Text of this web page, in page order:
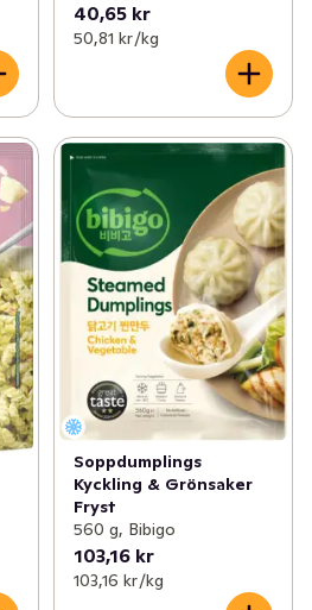
40,65 kr
50,81 kr /kg
Soppdumplings
Kyckling & Grönsaker
Fryst
560 g, Bibigo
103,16 kr
103,16 kr /kg